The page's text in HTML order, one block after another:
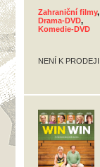
Zahraniční filmy,
Drama-DVD,
Komedie-DVD
NENÍ K PRODEJI